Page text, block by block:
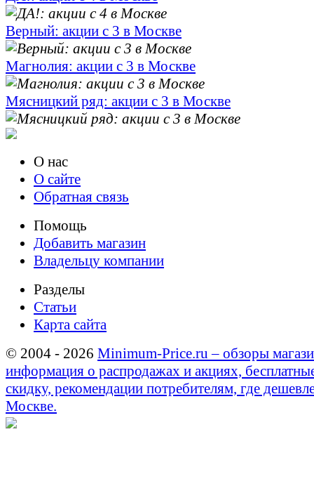
Верный: акции с 3 в Москве
Магнолия: акции с 3 в Москве
Мясницкий ряд: акции с 3 в Москве
О нас
О сайте
Обратная связь
Помощь
Добавить магазин
Владельцу компании
Разделы
Статьи
Карта сайта
© 2004 - 2026 Minimum-Price.ru – обзоры
информация о распродажах и акциях,
скидку, рекомендации потребителям, где
Москве.